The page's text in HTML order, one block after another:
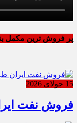
پر فروش ترین مکمل
15 جولای 2026
فروش نفت